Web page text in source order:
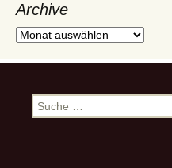
Archive
Archive
Suche
nach: